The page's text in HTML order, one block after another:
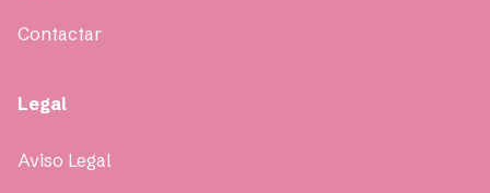
Contactar
Legal
Aviso Legal